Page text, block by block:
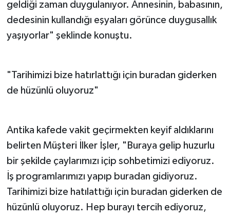
geldiği zaman duygulanıyor. Annesinin, babasının,
dedesinin kullandığı eşyaları görünce duygusallık
yaşıyorlar" şeklinde konuştu.
"Tarihimizi bize hatırlattığı için buradan giderken
de hüzünlü oluyoruz"
Antika kafede vakit geçirmekten keyif aldıklarını
belirten Müşteri İlker İşler, "Buraya gelip huzurlu
bir şekilde çaylarımızı içip sohbetimizi ediyoruz.
İş programlarımızı yapıp buradan gidiyoruz.
Tarihimizi bize hatılattığı için buradan giderken de
hüzünlü oluyoruz. Hep burayı tercih ediyoruz,